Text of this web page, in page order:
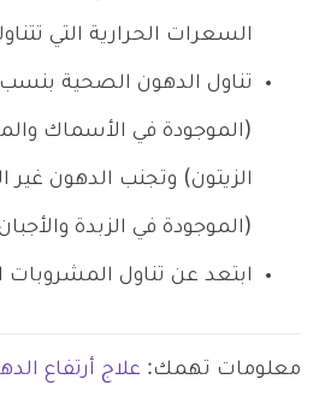
السعرات الحرارية التي
تناول الدهون الصحية
(الموجودة في الأسماك
الزيتون) وتجنب الدهون غير
(الموجودة في الزبدة
ابتعد عن تناول المشروبات
معلومات تهمك: علاج أرتفاع